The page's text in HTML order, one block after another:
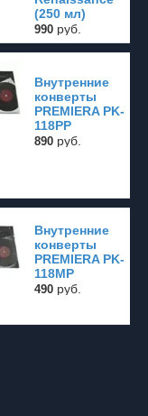
(250 мл)
990 руб.
Внутренние
конверты
PREMIERA PK-
118PP
890 руб.
Внутренние
конверты
PREMIERA PK-
118MP
490 руб.